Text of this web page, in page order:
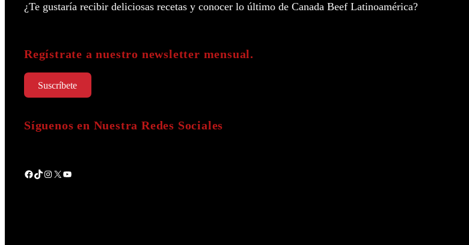
¿Te gustaría recibir deliciosas recetas y conocer lo último de Canada Beef Latinoamérica?
Regístrate a nuestro newsletter mensual.
Suscríbete
Síguenos en Nuestra Redes Sociales
Facebook
TikTok
Instagram
X YouTube